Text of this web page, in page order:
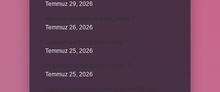
Temmuz 29, 2026
Temmuz 26, 2026
Temmuz 25, 2026
Temmuz 25, 2026